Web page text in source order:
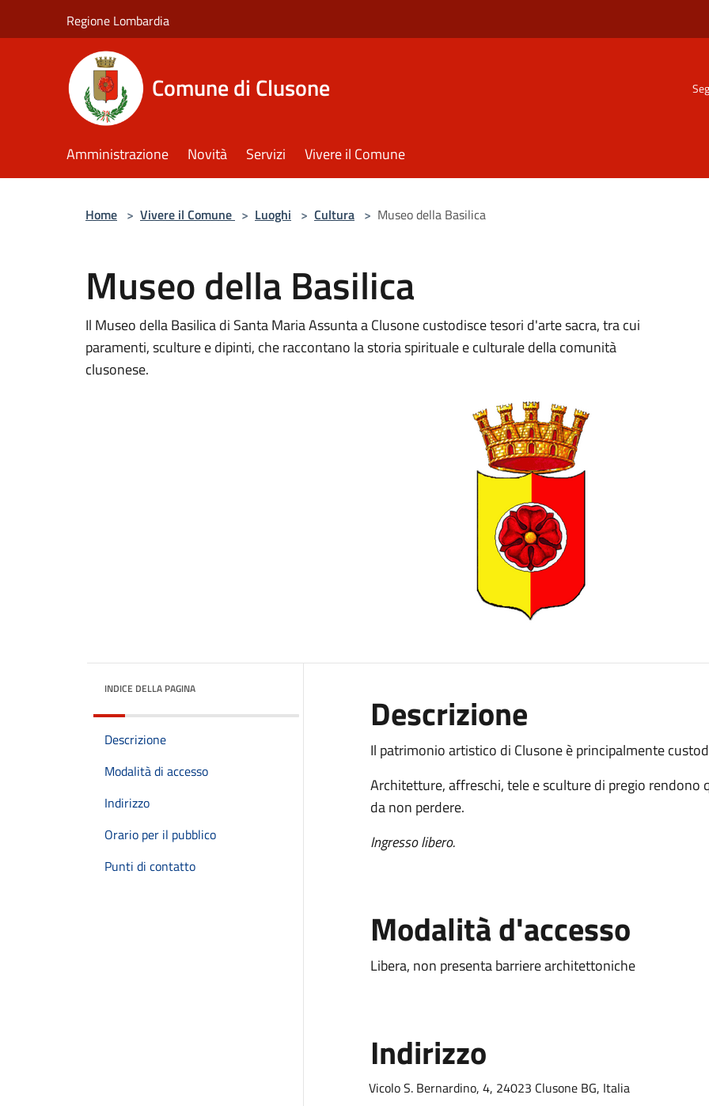
Regione Lombardia
Comune di Clusone
Amministrazione Novità Servizi Vivere il Comune
Home > Vivere il Comune > Luoghi > Cultura > Museo della Basilica
Museo della Basilica
Il Museo della Basilica di Santa Maria Assunta a Clusone custodisce tesori d'arte sacra, tra cui
paramenti, sculture e dipinti, che raccontano la storia spirituale e culturale della comunità
clusonese.
INDICE DELLA PAGINA
Descrizione
Modalità di accesso
Indirizzo
Orario per il pubblico
Punti di contatto
Descrizione
Il patrimonio artistico di Clusone è principalmente
Architetture, affreschi, tele e sculture di pregio rendono
da non perdere.
Ingresso libero.
Modalità d'accesso
Libera, non presenta barriere architettoniche
Indirizzo
Vicolo S. Bernardino, 4, 24023 Clusone BG, Italia